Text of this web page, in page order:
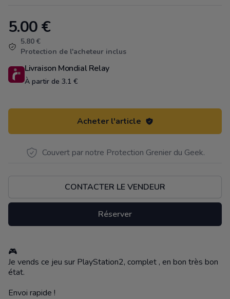
Product information
5.00€
5.80 €
Protection de l'acheteur inclus
Livraison Mondial Relay
À partir de 3.1 €
Acheter l'article
Couvert par notre Protection Grenier du Geek.
CONTACTER LE VENDEUR
Réserver
Description
🎮
Je vends ce jeu sur PlayStation2, complet , en bon très bon
état.
Envoi rapide !